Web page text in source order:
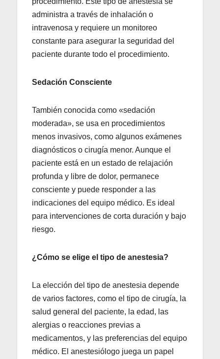
administra a través de inhalación o
intravenosa y requiere un monitoreo
constante para asegurar la seguridad del
paciente durante todo el procedimiento.
Sedación Consciente
También conocida como «sedación
moderada», se usa en procedimientos
menos invasivos, como algunos exámenes
diagnósticos o cirugía menor. Aunque el
paciente está en un estado de relajación
profunda y libre de dolor, permanece
consciente y puede responder a las
indicaciones del equipo médico. Es ideal
para intervenciones de corta duración y bajo
riesgo.
¿Cómo se elige el tipo de anestesia?
La elección del tipo de anestesia depende
de varios factores, como el tipo de cirugía, la
salud general del paciente, la edad, las
alergias o reacciones previas a
medicamentos, y las preferencias del equipo
médico. El anestesiólogo juega un papel